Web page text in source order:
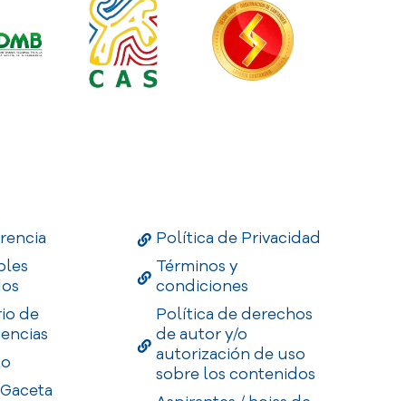
de
Política de Privacidad
Términos y
condiciones
Política de derechos
de autor y/o
autorización de uso
sobre los contenidos